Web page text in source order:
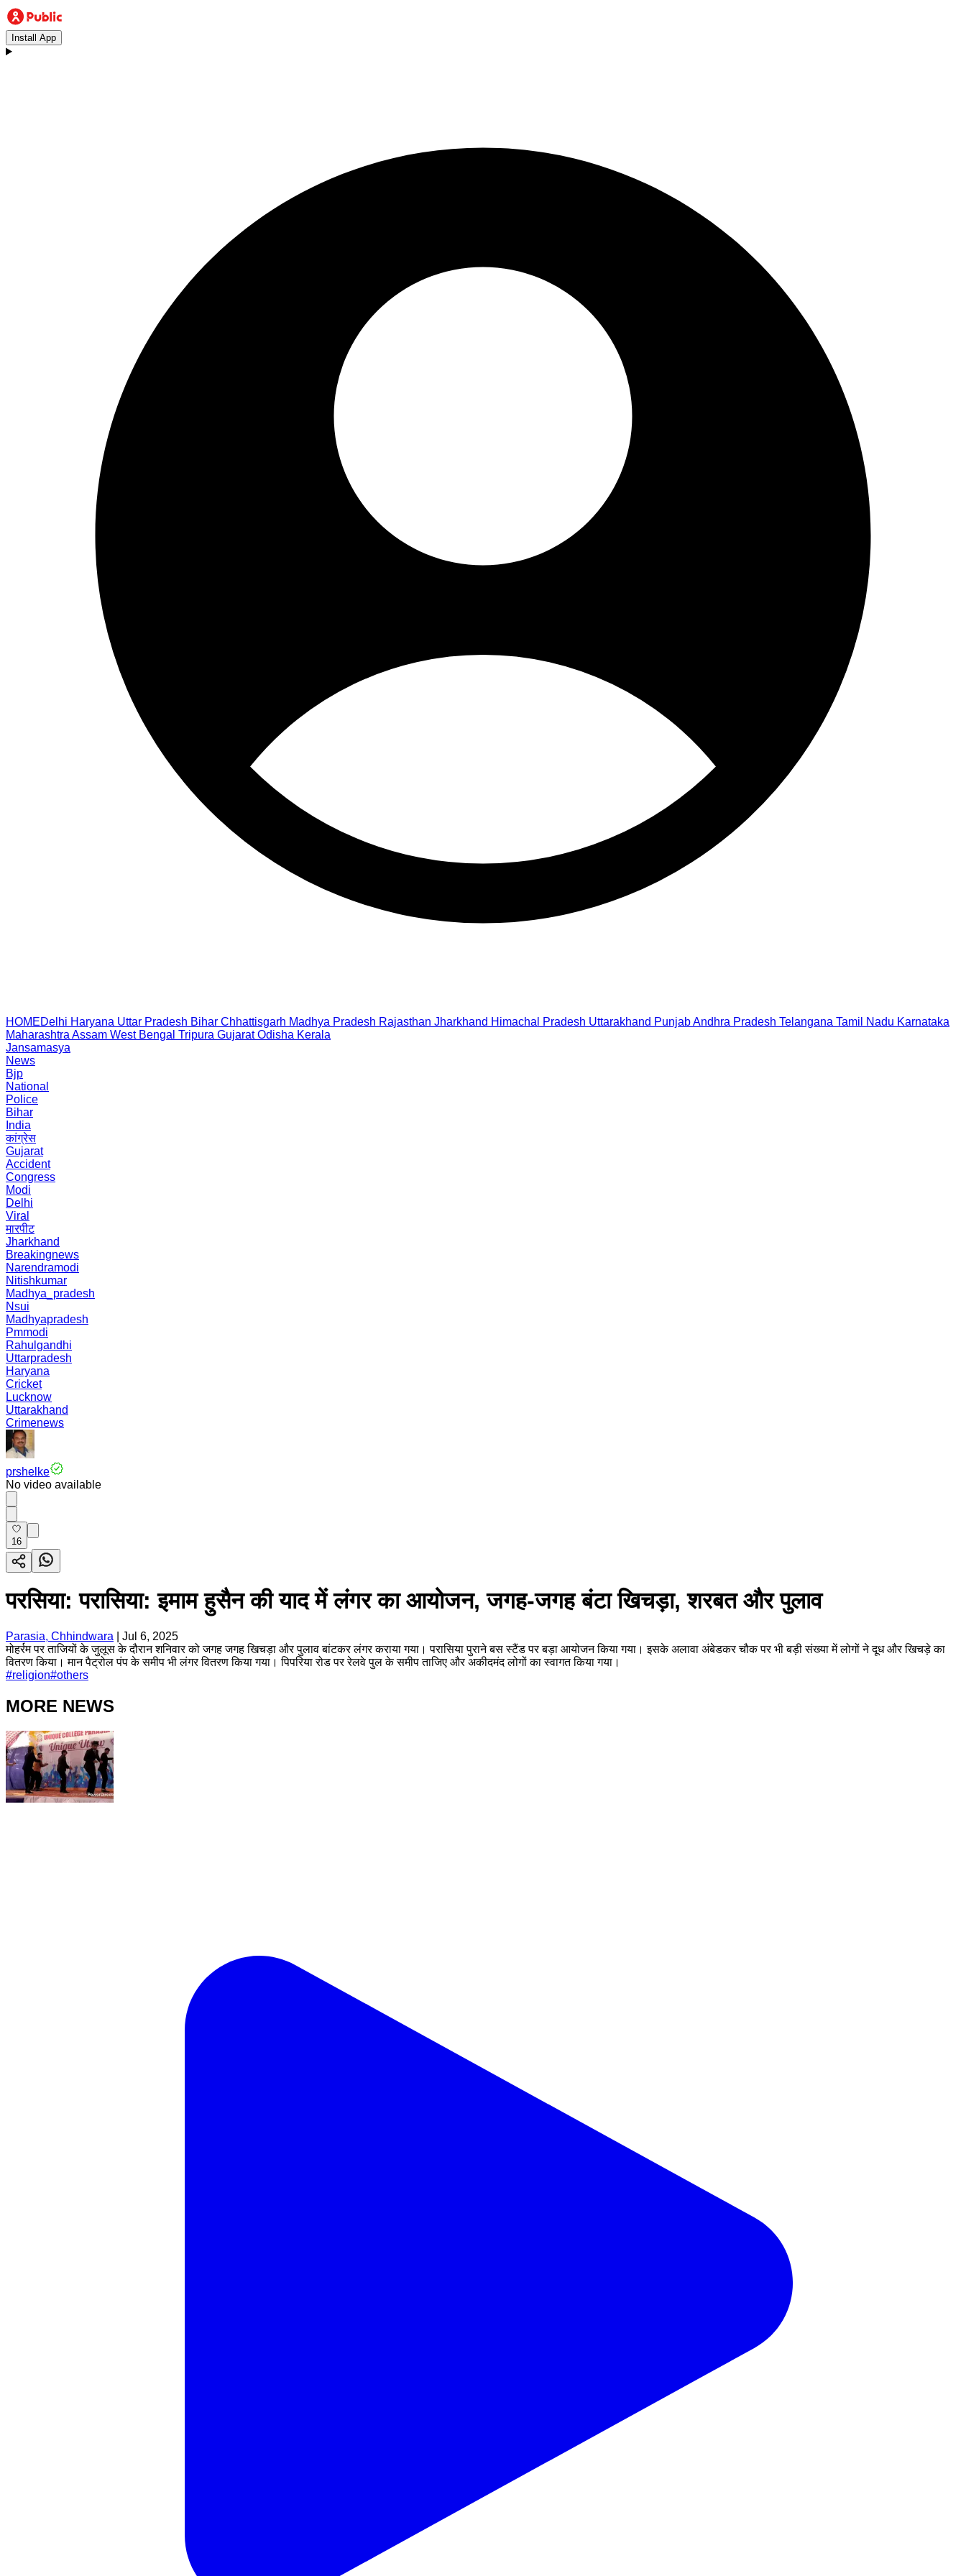
Install App
HOMEDelhi Haryana Uttar Pradesh Bihar Chhattisgarh Madhya Pradesh Rajasthan Jharkhand Himachal Pradesh Uttarakhand PunjabAndhra Pradesh Telangana Tamil Nadu Karnataka
Maharashtra Assam West Bengal Tripura Gujarat Odisha Kerala
Jansamasya
News
Bjp
National
Police
Bihar
India
कांग्रेस
Gujarat
Accident
Congress
Modi
Delhi
Viral
मारपीट
Jharkhand
Breakingnews
Narendramodi
Nitishkumar
Madhya_pradesh
Nsui
Madhyapradesh
Pmmodi
Rahulgandhi
Uttarpradesh
Haryana
Cricket
Lucknow
Uttarakhand
Crimenews
prshelke
No video available
16
परसिया: परासिया: इमाम हुसैन की याद में लंगर का आयोजन, जगह-जगह बंटा खिचड़ा, शरबत और पुलाव
Parasia, Chhindwara
Jul 6, 2025
मोहर्रम पर ताजियों के जुलूस के दौरान शनिवार को जगह जगह खिचड़ा और पुलाव बांटकर लंगर कराया गया। परासिया पुराने बस स्टैंड पर बड़ा आयोजन किया गया। इसके अलावा अंबेडकर चौक पर भी बड़ी संख्या में लोगों ने दूध और खिचड़े का
वितरण किया। मान पैट्रोल पंप के समीप भी लंगर वितरण किया गया। पिपरिया रोड पर रेलवे पुल के समीप ताजिए और अकीदमंद लोगों का स्वागत किया गया।
#religion#others
MORE NEWS